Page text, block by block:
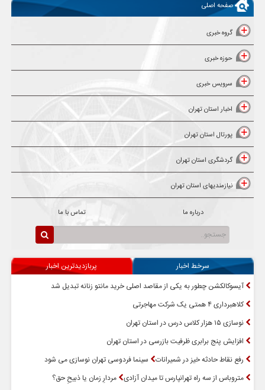
صفحه اصلی
گروه خبری
حوزه خبری
سرویس خبری
اخبار استان تهران
پورتال استان تهران
گردشگری استان تهران
نیازمندیهای استان تهران
درباره ما تماس با ما
سرخط اخبار
پربازدیدترین اخبار
آیسوکالکشن چطور به یکی از مقاصد اصلی خرید مانتو زنانه تبدیل شد
کلاهبرداری ۴ همتی یک شرکت مهاجرتی
نوسازی ۱۵ هزار کلاس درس در استان تهران
افزایش پنج برابری ظرفیت بازرسی در استان تهران
رفع نقاط حادثه خیز در شمیرانات
سینما فردوسی تهران نوسازی می شود
متروباس از سه راه تهرانپارس تا میدان آزادی مردارِ زمان یا ذبیحِ حق؟